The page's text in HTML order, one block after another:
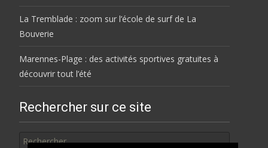
La Tremblade : zoom sur l’école de surf de La
Bouverie
Marennes-Plage : des activités sportives gratuites à
découvrir tout l’été
Rechercher sur ce site